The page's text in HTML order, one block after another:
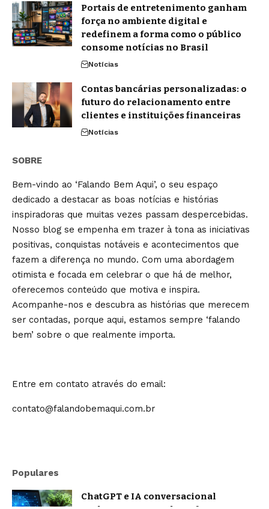
Portais de entretenimento ganham
força no ambiente digital e
redefinem a forma como o público
consome notícias no Brasil
Notícias
Contas bancárias personalizadas: o
futuro do relacionamento entre
clientes e instituições financeiras
Notícias
SOBRE
Bem-vindo ao ‘Falando Bem Aqui’, o seu espaço
dedicado a destacar as boas notícias e histórias
inspiradoras que muitas vezes passam despercebidas.
Nosso blog se empenha em trazer à tona as iniciativas
positivas, conquistas notáveis e acontecimentos que
fazem a diferença no mundo. Com uma abordagem
otimista e focada em celebrar o que há de melhor,
oferecemos conteúdo que motiva e inspira.
Acompanhe-nos e descubra as histórias que merecem
ser contadas, porque aqui, estamos sempre ‘falando
bem’ sobre o que realmente importa.
Entre em contato através do email:
contato@falandobemaqui.com.br
Populares
ChatGPT e IA conversacional